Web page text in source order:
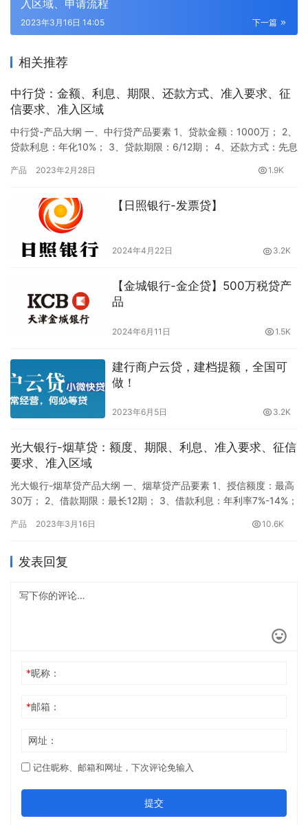
入区域、申请流程
下一篇
2023年3月16日 14:05
相关推荐
中行贷：金额、利息、期限、还款方式、准入要求、征
信要求、准入区域
中行贷-产品大纲 一、中行贷产品要素 1、贷款金额：1000万； 2、
贷款利息：年化10%； 3、贷款期限：6/12期； 4、还款方式：先息
1、跨境电商卖家，不限线上平台； 2、年销售额 5000万元以上；
上； 5、上一年增值…
产品 2023年2月28日 1.9K
【日照银行-发票贷】
2024年4月22日 3.2K
【金城银行-金企贷】500万税贷产
品
2024年6月11日 1.5K
建行商户云贷，建档提额，全国可
做！
2023年6月5日 3.2K
光大银行-烟草贷：额度、期限、利息、准入要求、征信
要求、准入区域
光大银行-烟草贷产品大纲 一、烟草贷产品要素 1、授信额度：最高
30万； 2、借款期限：最长12期； 3、借款利息：年利率7%-14%；
二、烟草贷申请要求 1、个人要求（1）年龄20-55周岁2、店铺要求
份。 三、烟草贷征信要求 （…
产品 2023年3月16日 10.6K
发表回复
*昵称：
*邮箱：
网址：
记住昵称、邮箱和网址，下次评论免输入
提交